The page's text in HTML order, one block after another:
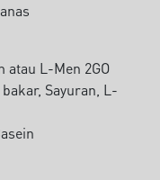
L-Men 2GO
Sayuran, L-